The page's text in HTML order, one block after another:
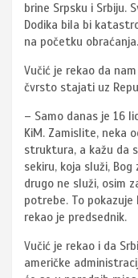
brine Srpsku i Srbiju.
Dodika bila bi
na početku obraćanja.
Vučić je rekao da
čvrsto stajati uz
– Samo danas je 16
KiM. Zamislite, neka
struktura, a kažu da
sekiru, koja služi,
drugo ne služi, osim
potrebe. To
rekao je predsednik.
Vučić je rekao i da
američke